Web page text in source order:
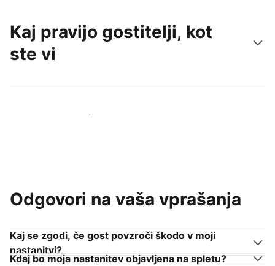
Kaj pravijo gostitelji, kot
ste vi
Pridruži se drugim gostiteljem
Odgovori na vaša vprašanja
Kaj se zgodi, če gost povzroči škodo v moji
nastanitvi?
Kdaj bo moja nastanitev objavljena na spletu?